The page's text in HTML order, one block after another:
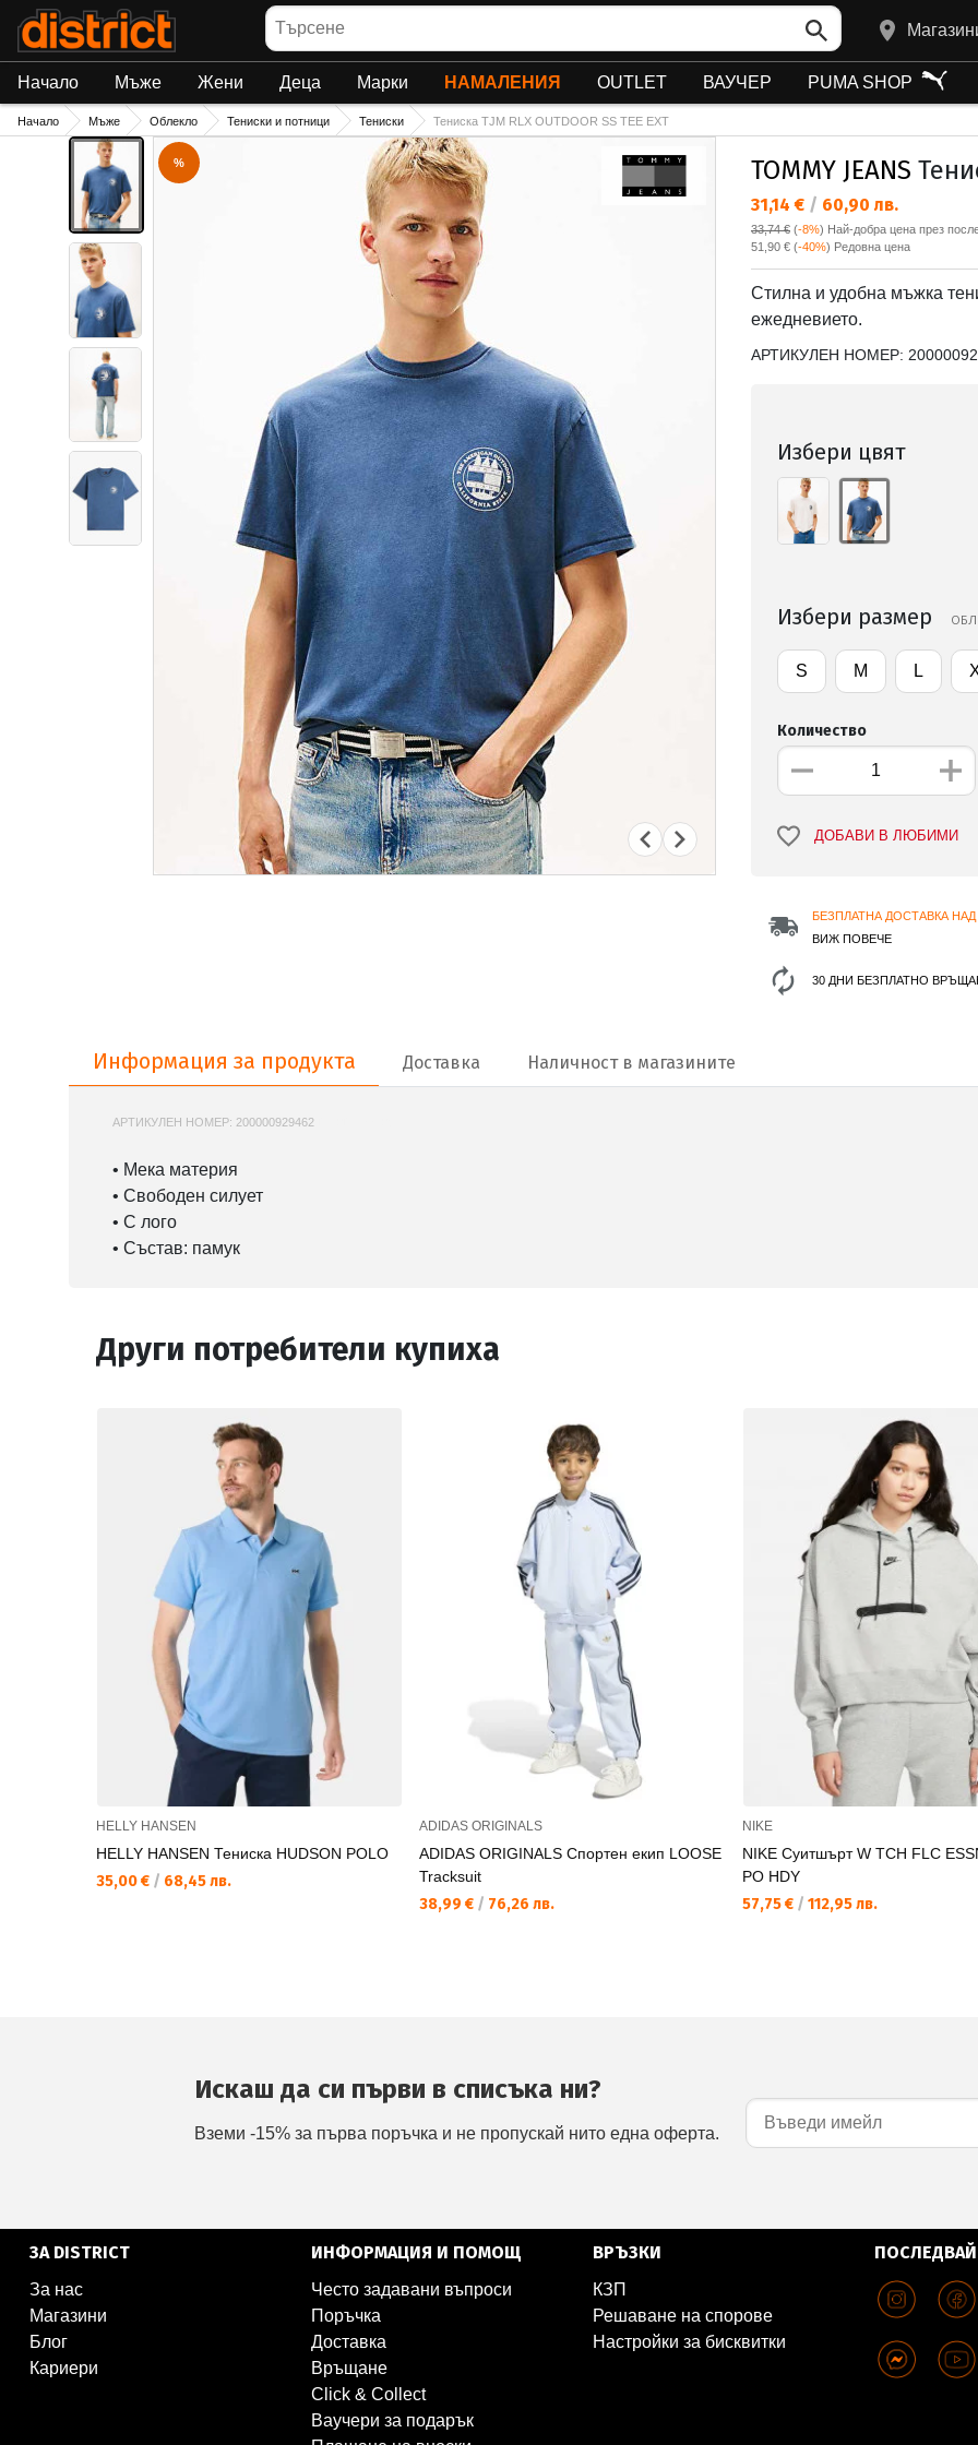
Търсене
Начало Мъже Жени Деца Марки НАМАЛЕНИЯ OUTLET ВАУЧЕР PUMA SHOP
Начало Мъже Облекло Тениски и потници Тениски Тениска TJM RLX OUTDOOR SS TEE EXT
% TOMMY JEANS
Текуща цена:
31,14 € / 60,90 лв.
33,74 € (-8%) Най-добра цена през
Редовна цена:
51,90 € (-40%) Редовна цена
Стилна и удобна мъжка
ежедневието.
АРТИКУЛЕН НОМЕР:
Избери цвят
Избери размер
S M L
Количество
ДОБАВИ В ЛЮБИМИ
БЕЗПЛАТНА ДОСТАВКА НАД
ВИЖ ПОВЕЧЕ
30 ДНИ БЕЗПЛАТНО
Информация за продукта
Доставка Наличност в магазините
АРТИКУЛЕН НОМЕР: 200000929462
• Мека материя
• Свободен силует
• С лого
• Състав: памук
Други потребители купиха
HELLY HANSEN
HELLY HANSEN Тениска HUDSON POLO
35,00 € / 68,45 лв.
ADIDAS ORIGINALS
ADIDAS ORIGINALS Спортен екип LOOSE
Tracksuit
38,99 € / 76,26 лв.
NIKE
NIKE Суитшърт W TCH FLC
PO HDY
57,75 € / 112,95 лв.
Искаш да си първи в списъка ни?
Вземи -15% за първа поръчка и не пропускай нито една оферта.
ЗА DISTRICT
За нас
Магазини
Блог
Кариери
ИНФОРМАЦИЯ И ПОМОЩ
Често задавани въпроси
Поръчка
Доставка
Връщане
Click & Collect
Ваучери за подарък
ВРЪЗКИ
КЗП
Решаване на спорове
Настройки за бисквитки